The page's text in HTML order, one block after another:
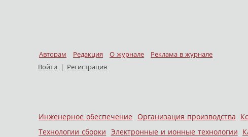
Авторам Редакция О журнале
Реклама в журнале
Войти | Регистрация
Меню
Skip to content
Инженерное обеспечение Организация производства
Технологии сборки Электронные и ионные технологии